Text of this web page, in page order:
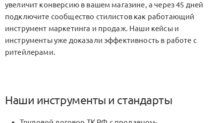
увеличит конверсию в вашем магазине, а через 45 дней
подключите сообщество стилистов как работающий
инструмент маркетинга и продаж. Наши кейсы и
инструменты уже доказали эффективность в работе с
ритейлерами.
Наши инструменты и стандарты